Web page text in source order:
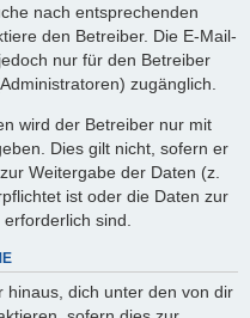
nach entsprechenden
den Betreiber. Die E-Mail-
nur für den Betreiber
zugänglich.
wird der Betreiber nur mit
Dies gilt nicht, sofern er
Weitergabe der Daten (z.
ist oder die Daten zur
sind.
hinaus, dich unter den von dir